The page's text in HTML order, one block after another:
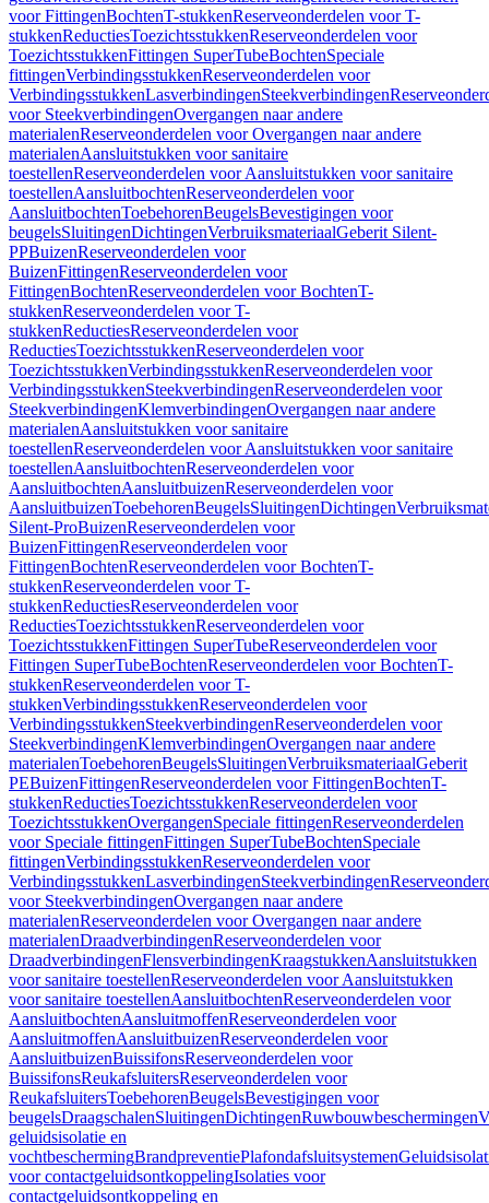
voor FittingenBochtenT-stukkenReserveonderdelen voor T-
stukkenReductiesToezichtsstukkenReserveonderdelen voor
ToezichtsstukkenFittingen SuperTubeBochtenSpeciale
fittingenVerbindingsstukkenReserveonderdelen voor
VerbindingsstukkenLasverbindingenSteekverbindingen
voor SteekverbindingenOvergangen naar andere
materialenReserveonderdelen voor Overgangen naar andere
materialenAansluitstukken voor sanitaire
toestellenReserveonderdelen voor Aansluitstukken voor sanitaire
toestellenAansluitbochtenReserveonderdelen voor
AansluitbochtenToebehorenBeugelsBevestigingen voor
beugelsSluitingenDichtingenVerbruiksmateriaalGeberit Silent-
PPBuizenReserveonderdelen voor
BuizenFittingenReserveonderdelen voor
FittingenBochtenReserveonderdelen voor BochtenT-
stukkenReserveonderdelen voor T-
stukkenReductiesReserveonderdelen voor
ReductiesToezichtsstukkenReserveonderdelen voor
ToezichtsstukkenVerbindingsstukkenReserveonderdelen voor
VerbindingsstukkenSteekverbindingenReserveonderdelen voor
SteekverbindingenKlemverbindingenOvergangen naar andere
materialenAansluitstukken voor sanitaire
toestellenReserveonderdelen voor Aansluitstukken voor sanitaire
toestellenAansluitbochtenReserveonderdelen voor
AansluitbochtenAansluitbuizenReserveonderdelen voor
AansluitbuizenToebehorenBeugelsSluitingenDichtingen
Silent-ProBuizenReserveonderdelen voor
BuizenFittingenReserveonderdelen voor
FittingenBochtenReserveonderdelen voor BochtenT-
stukkenReserveonderdelen voor T-
stukkenReductiesReserveonderdelen voor
ReductiesToezichtsstukkenReserveonderdelen voor
ToezichtsstukkenFittingen SuperTubeReserveonderdelen voor
Fittingen SuperTubeBochtenReserveonderdelen voor BochtenT-
stukkenReserveonderdelen voor T-
stukkenVerbindingsstukkenReserveonderdelen voor
VerbindingsstukkenSteekverbindingenReserveonderdelen voor
SteekverbindingenKlemverbindingenOvergangen naar andere
materialenToebehorenBeugelsSluitingenVerbruiksmateriaalGeberit
PEBuizenFittingenReserveonderdelen voor FittingenBochtenT-
stukkenReductiesToezichtsstukkenReserveonderdelen voor
ToezichtsstukkenOvergangenSpeciale fittingenReserveonderdelen
voor Speciale fittingenFittingen SuperTubeBochtenSpeciale
fittingenVerbindingsstukkenReserveonderdelen voor
VerbindingsstukkenLasverbindingenSteekverbindingen
voor SteekverbindingenOvergangen naar andere
materialenReserveonderdelen voor Overgangen naar andere
materialenDraadverbindingenReserveonderdelen voor
DraadverbindingenFlensverbindingenKraagstukkenAansluitstukken
voor sanitaire toestellenReserveonderdelen voor Aansluitstukken
voor sanitaire toestellenAansluitbochtenReserveonderdelen voor
AansluitbochtenAansluitmoffenReserveonderdelen voor
AansluitmoffenAansluitbuizenReserveonderdelen voor
AansluitbuizenBuissifonsReserveonderdelen voor
BuissifonsReukafsluitersReserveonderdelen voor
ReukafsluitersToebehorenBeugelsBevestigingen voor
beugelsDraagschalenSluitingenDichtingenRuwbouwbeschermingen
geluidsisolatie en
vochtbeschermingBrandpreventiePlafondafsluitsystemen
voor contactgeluidsontkoppelingIsolaties voor
contactgeluidsontkoppeling en